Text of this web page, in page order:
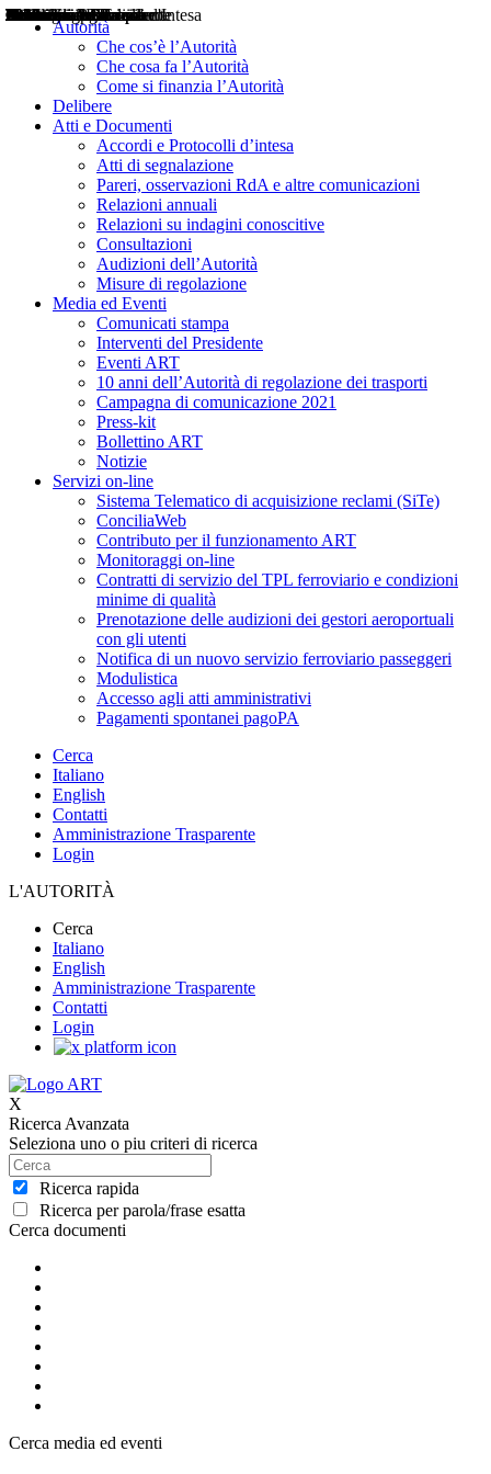
Autorità
Che cos’è l’Autorità
Che cosa fa l’Autorità
Come si finanzia l’Autorità
Delibere
Atti e Documenti
Accordi e Protocolli d’intesa
Atti di segnalazione
Pareri, osservazioni RdA e altre comunicazioni
Relazioni annuali
Relazioni su indagini conoscitive
Consultazioni
Audizioni dell’Autorità
Misure di regolazione
Media ed Eventi
Comunicati stampa
Interventi del Presidente
Eventi ART
10 anni dell’Autorità di regolazione dei trasporti
Campagna di comunicazione 2021
Press-kit
Bollettino ART
Notizie
Servizi on-line
Sistema Telematico di acquisizione reclami (SiTe)
ConciliaWeb
Contributo per il funzionamento ART
Monitoraggi on-line
Contratti di servizio del TPL ferroviario e condizioni
minime di qualità
Prenotazione delle audizioni dei gestori aeroportuali
con gli utenti
Notifica di un nuovo servizio ferroviario passeggeri
Modulistica
Accesso agli atti amministrativi
Pagamenti spontanei pagoPA
Cerca
Italiano
English
Contatti
Amministrazione Trasparente
Login
L'AUTORITÀ
Cerca
Italiano
English
Amministrazione Trasparente
Contatti
Login
X
Ricerca Avanzata
Seleziona uno o piu criteri di ricerca
Ricerca rapida
Ricerca per parola/frase esatta
Cerca documenti
Delibere
Pareri
Consultazioni
Audizioni
Atti di Segnalazione
Accordi e Protocolli d'Intesa
Relazioni annuali
Misure di regolazione
Cerca media ed eventi
Notizie
Comunicati Stampa
Bollettini ART
Convegni ART
Interviste del Presidente
Articoli in primo piano
Interventi del Presidente
2004
2005
2010
2013
2014
2015
2016
2017
2018
2019
202
2020
2021
2022
2023
2024
2025
2026
Aereo
Marittimo
Terrestre